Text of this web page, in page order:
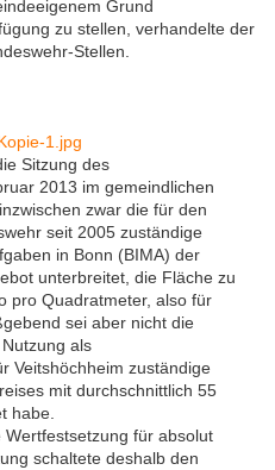
Grund
zu stellen, verhandelte der
Stellen.
Sitzung des
2013 im gemeindlichen
zwar die für den
seit 2005 zuständige
in Bonn (BIMA) der
unterbreitet, die Fläche zu
pro Quadratmeter, also für
sei aber nicht die
als
Veitshöchheim zuständige
mit durchschnittlich 55
habe.
für absolut
schaltete deshalb den